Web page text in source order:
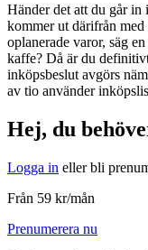
Händer det att du går in
kommer ut därifrån med
oplanerade varor, säg
kaffe? Då är du
inköpsbeslut avgörs
av tio använder
Hej, du
Logga in eller bli
Från 59 kr/mån
Prenumerera nu